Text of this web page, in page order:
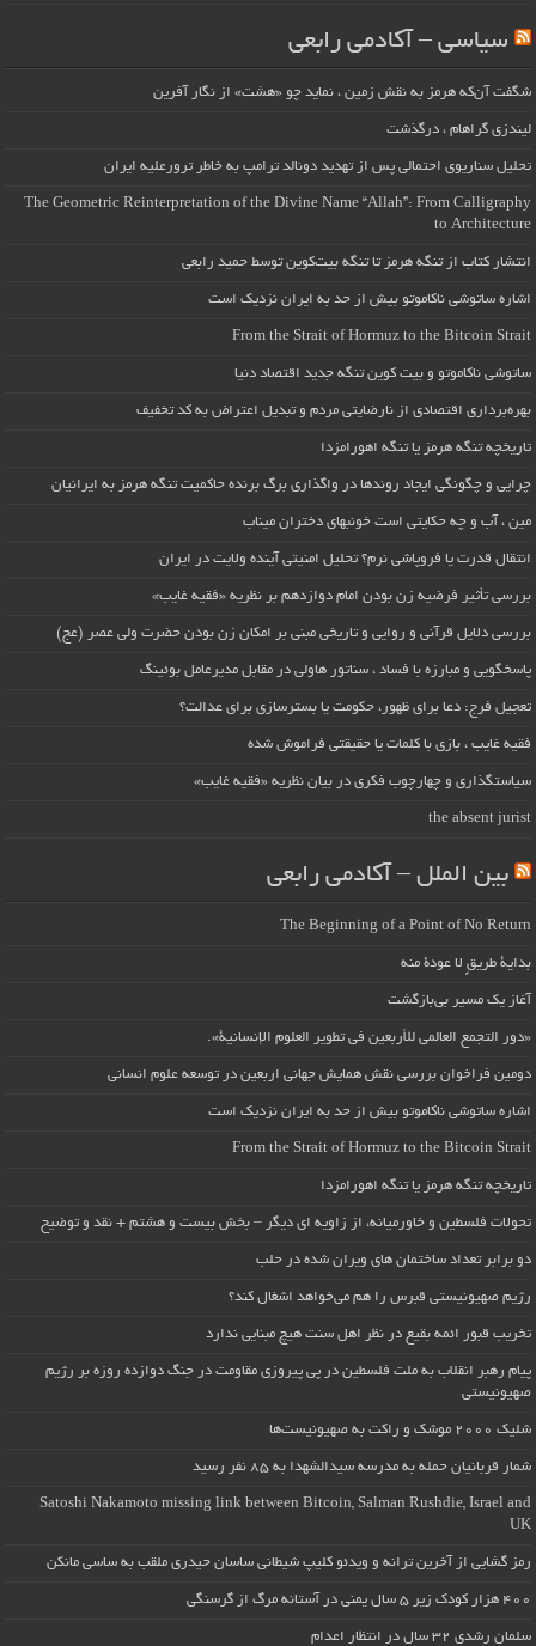
سیاسی – آکادمی رابعی
شگفت آن‌که هرمز به نقش زمین ، نماید چو «هشت» از نگار آفرین
لیندزی گراهام ، درگذشت
تحلیل سناریوی احتمالی پس از تهدید دونالد ترامپ به خاطر ترورعلیه ایران
The Geometric Reinterpretation of the Divine Name “Allah”: From Calligraphy
to Architecture
انتشار کتاب از تنگه هرمز تا تنگه بیت‌کوین توسط حمید رابعی
اشاره ساتوشی ناکاموتو بیش از حد به ایران نزدیک است
From the Strait of Hormuz to the Bitcoin Strait
ساتوشی ناکاموتو و بیت کوین تنگه جدید اقتصاد دنیا
بهره‌برداری اقتصادی از نارضایتی مردم و تبدیل اعتراض به کد تخفیف
تاریخچه تنگه هرمز یا تنگه اهورامزدا
چرایی و چگونگی ایجاد روندها در واگذاری برگ برنده حاکمیت تنگه هرمز به ایرانیان
مین ، آب و چه حکایتی است خونبهای دختران میناب
انتقال قدرت یا فروپاشی نرم؟ تحلیل امنیتی آینده ولایت در ایران
بررسی تأثیر فرضیه زن بودن امام دوازدهم بر نظریه «فقیه غایب»
بررسی دلایل قرآنی و روایی و تاریخی مبنی بر امکان زن بودن حضرت ولی عصر (عج)
پاسخگویی و مبارزه با فساد ، سناتور هاولی در مقابل مدیرعامل بوئینگ
تعجیل فرج: دعا برای ظهور، حکومت یا بسترسازی برای عدالت؟
فقیه غایب ، بازی با کلمات یا حقیقتی فراموش شده
سیاستگذاری و چهارچوب فکری در بیان نظریه «فقیه غایب»
the absent jurist
بین الملل – آکادمی رابعی
The Beginning of a Point of No Return
بداية طريقٍ لا عودة منه
آغاز یک مسیر بی‌بازگشت
«دور التجمع العالمي للأربعين في تطوير العلوم الإنسانية».
دومین فراخوان بررسی نقش همایش جهانی اربعین در توسعه علوم انسانی
اشاره ساتوشی ناکاموتو بیش از حد به ایران نزدیک است
From the Strait of Hormuz to the Bitcoin Strait
تاریخچه تنگه هرمز یا تنگه اهورامزدا
تحولات فلسطین و خاورمیانه، از زاویه ای دیگر – بخش بیست و هشتم + نقد و توضیح
دو برابر تعداد ساختمان های ویران شده در حلب
رژیم صهیونیستی قبرس را هم می‌خواهد اشغال کند؟
تخریب قبور ائمه بقیع در نظر اهل سنت هیچ مبنایی ندارد
پیام رهبر انقلاب به ملت فلسطین در پی پیروزی مقاومت در جنگ دوازده روزه بر رژیم
صهیونیستی
شلیک ۲۰۰۰ موشک و راکت به صهیونیست‌ها
شمار قربانیان حمله به مدرسه سیدالشهدا به ۸۵ نفر رسید
Satoshi Nakamoto missing link between Bitcoin, Salman Rushdie, Israel and
UK
رمز گشایی از آخرین ترانه و ویدئو کلیپ شیطانی ساسان حیدری ملقب به ساسی مانکن
۴۰۰ هزار کودک زیر ۵ سال یمنی در آستانه مرگ از گرسنگی
سلمان رشدی ۳۲ سال در انتظار اعدام